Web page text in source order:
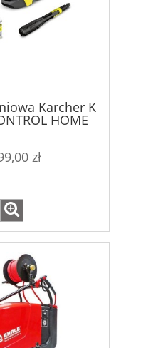
Karcher K
HOME
zł